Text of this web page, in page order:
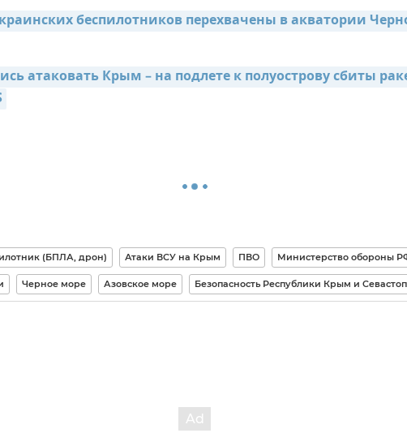
беспилотников перехвачены в акватории
атаковать Крым – на подлете к полуострову сбиты
(БПЛА, дрон) Атаки ВСУ на Крым ПВО Министерство обороны
Черное море Азовское море Безопасность Республики Крым и